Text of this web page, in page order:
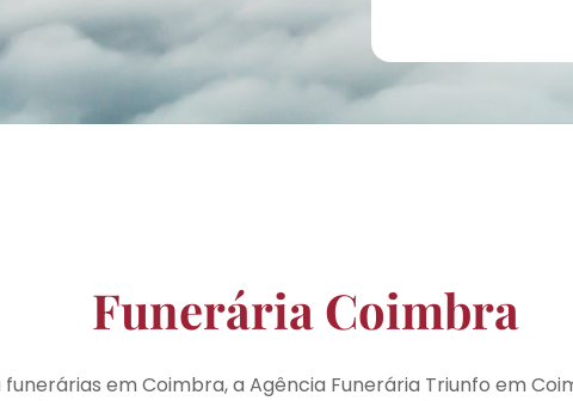
Funerária Coimbra
em Coimbra, a Agência Funerária Triunfo em